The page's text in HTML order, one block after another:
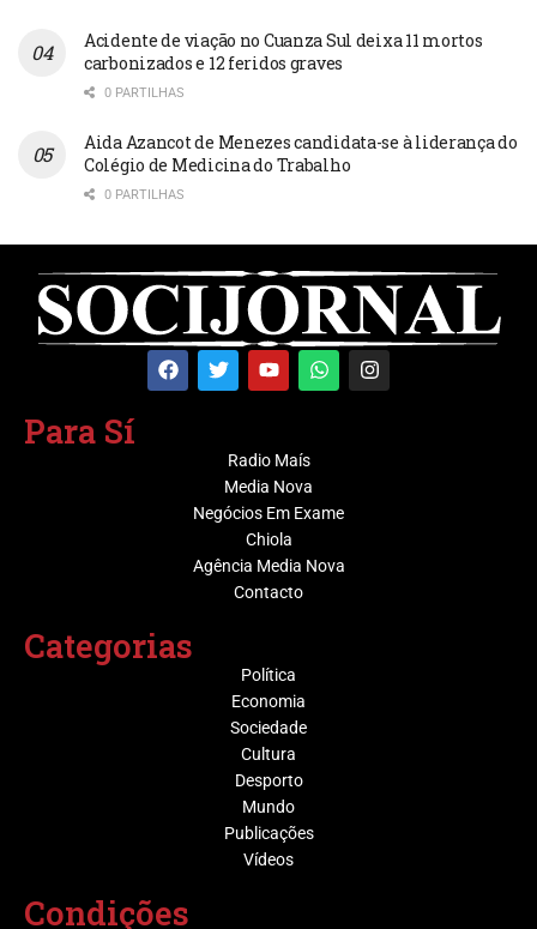
Acidente de viação no Cuanza Sul deixa 11 mortos
carbonizados e 12 feridos graves
0 PARTILHAS
Aida Azancot de Menezes candidata-se à liderança do
Colégio de Medicina do Trabalho
0 PARTILHAS
Para Sí
Radio Maís
Media Nova
Negócios Em Exame
Chiola
Agência Media Nova
Contacto
Categorias
Política
Economia
Sociedade
Cultura
Desporto
Mundo
Publicações
Vídeos
Condições